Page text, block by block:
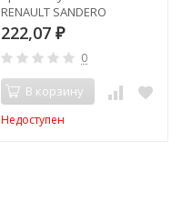
RENAULT SANDERO
правый
222,07 ₽
0
В корзину
Недоступен